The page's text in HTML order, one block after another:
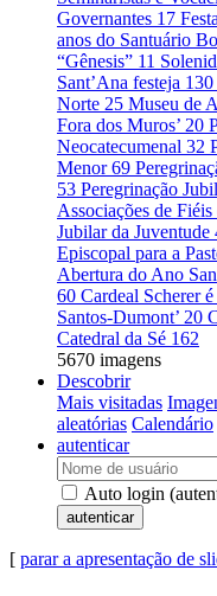
Governantes 17
anos do Santuário
“Gênesis” 11
Sant’Ana festeja
Norte 25 Museu de
Fora dos Muros’ 20
Neocatecumenal 32
Menor69
53 Peregrinação
Associações de
Jubilar da Juventude
Episcopal para a
Abertura do Ano
60 Cardeal Scherer
Santos-Dumont’ 20
Catedral da Sé 162
5670 imagens
Descobrir
Mais visitadas
aleatórias Calendário
autenticar
Auto login
autenticar
[ parar a apresentação de